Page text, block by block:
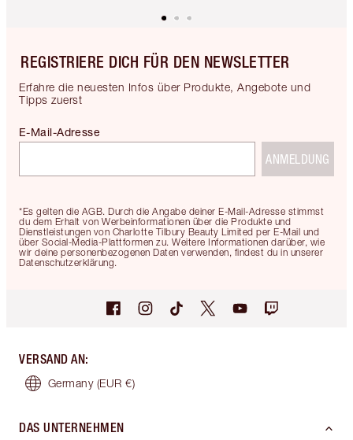
REGISTRIERE DICH FÜR DEN NEWSLETTER
Erfahre die neuesten Infos über Produkte, Angebote und
Tipps zuerst
*Es gelten die AGB. Durch die Angabe deiner E-Mail-Adresse stimmst
du dem Erhalt von Werbeinformationen über die Produkte und
Dienstleistungen von Charlotte Tilbury Beauty Limited per E-Mail und
über Social-Media-Plattformen zu. Weitere Informationen darüber, wie
wir deine personenbezogenen Daten verwenden, findest du in unserer
Datenschutzerklärung.
E-Mail-Adresse
ANMELDUNG
VERSAND AN:
Germany (EUR €)
DAS UNTERNEHMEN